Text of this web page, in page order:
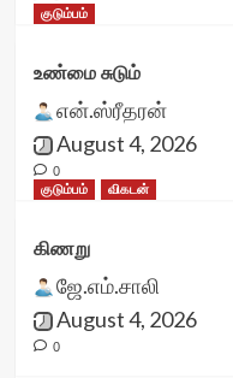
குடும்பம்
உண்மை சுடும்
என்.ஸ்ரீதரன்
August 4, 2026
0
குடும்பம்
விகடன்
கிணறு
ஜே.எம்.சாலி
August 4, 2026
0